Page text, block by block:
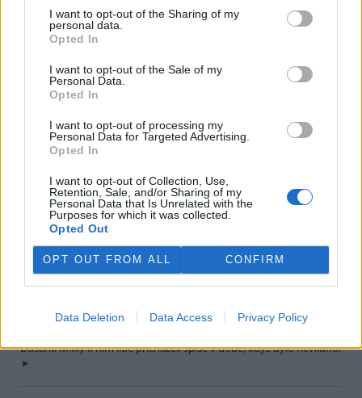
I want to opt-out of the Sharing of my
personal data.
Opted In
I want to opt-out of the Sale of my
Personal Data.
Opted In
I want to opt-out of processing my
Personal Data for Targeted Advertising.
Opted In
I want to opt-out of Collection, Use,
Retention, Sale, and/or Sharing of my
Personal Data that Is Unrelated with the
Purposes for which it was collected.
Opted Out
OPT OUT FROM ALL CONFIRM
Data Deletion Data Access Privacy Policy
rybáři jsou bez práce
5.8.2026 15:37 | BUKUREŠŤ (
Turistický přístav v
rumunském městě Corabia,
uvázlých v řasách. Hladina
řeky je tak nízko, že plavidla už nemohou kvůli písčitým mělčinám
do přístavu vplouvat ani z něj vyplouvat, píše agentura AFP.
Bozkovské jeskyně na Semilsku zažívají za tropických
teplot nečekaný nápor
5.8.2026 11:20 | BOZKOV (
Bozkovské dolomitové jeskyně
na Semilsku zažívají za
současných tropických teplot
nečekaný nápor. Jde sice o
Libereckém kraji, které má stálou teplotu mezi 7,5 až devíti stupni
Dušana Milky k nim lidé přicházeli spíše v době, když bylo nevlídno.